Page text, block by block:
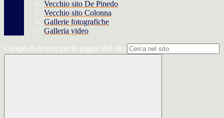
Vecchio sito De Pinedo
Vecchio sito Colonna
Gallerie fotografiche
Galleria video
Campo di ricerca per le pagine del sito